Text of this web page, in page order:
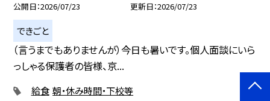
公開日 2026/07/23 更新日 2026/07/23
できごと
（言うまでもありませんが）今日も暑いです。個人面談にいら
っしゃる保護者の皆様、京...
給食 朝・休み時間・下校等